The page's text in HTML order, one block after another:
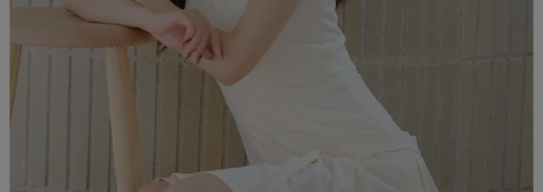
Veautt
ランジェリー